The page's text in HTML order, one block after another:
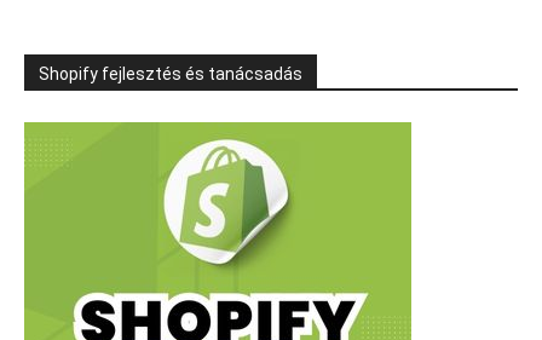
Shopify fejlesztés és tanácsadás